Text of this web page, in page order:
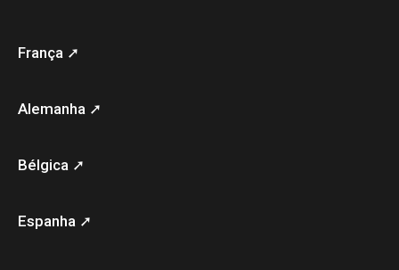
França ➚
Alemanha ➚
Bélgica ➚
Espanha ➚